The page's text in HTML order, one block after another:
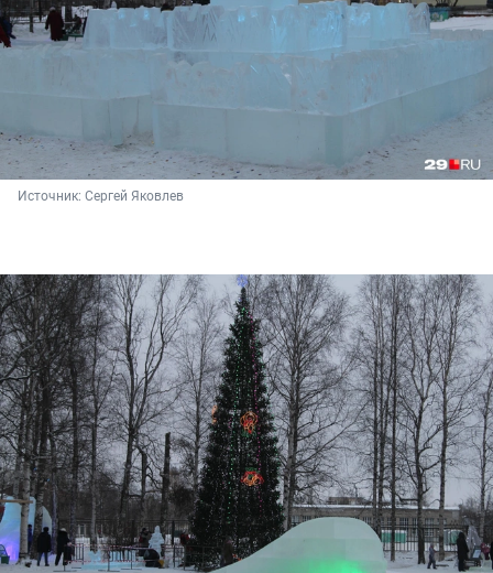
Источник: Сергей Яковлев